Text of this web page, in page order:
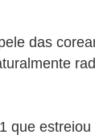
das
que